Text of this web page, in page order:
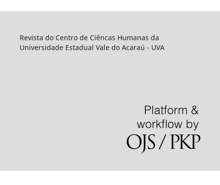
Revista do Centro de Ciêncas Humanas da
Universidade Estadual Vale do Acaraú - UVA